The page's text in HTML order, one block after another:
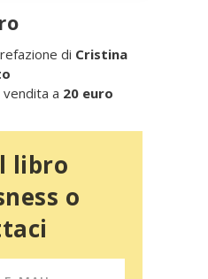
di Cristina
a 20 euro
libro
o